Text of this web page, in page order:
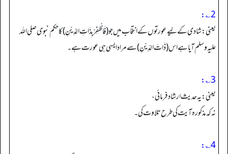
2؎:
یعنی: شادی کے لیے عورتوں کے انتخاب میں جو (فَاظْفِرْبِذَاتِ الدِّیْنِ) کا حکم نبوی صلی اللہ
علیہ وسلم آیا ہے اس (ذَاتَ الدِّیْنِ) سے مراد ایسی ہی عورت ہے۔
3؎:
یعنی: یہ حدیث ارشاد فرمائی،
نہ کہ مذکورہ آیت کی طرح تلاوت کی۔
4؎: